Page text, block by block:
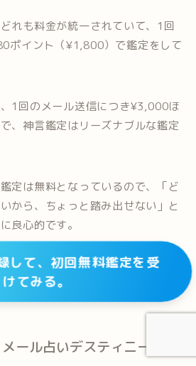
れも料金が統一されていて、1回
ポイント（¥1,800）で鑑定をして
1回のメール送信につき¥3,000ほ
、神言鑑定はリーズナブルな鑑定
定は無料となっているので、「ど
から、ちょっと踏み出せない」と
良心的です。
して、初回無料鑑定を受
けてみる。
ール占いデスティニー